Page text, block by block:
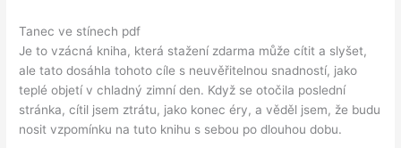
Tanec ve stínech pdf
Je to vzácná kniha, která stažení zdarma​ může cítit a slyšet,
ale tato dosáhla tohoto cíle s neuvěřitelnou snadností, jako
teplé objetí v chladný zimní den. Když se otočila poslední
stránka, cítil jsem ztrátu, jako konec éry, a věděl jsem, že budu
nosit vzpomínku na tuto knihu s sebou po dlouhou dobu.